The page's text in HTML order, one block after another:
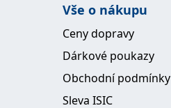
Vše o nákupu
Ceny dopravy
Dárkové poukazy
Obchodní podmínky
Sleva ISIC